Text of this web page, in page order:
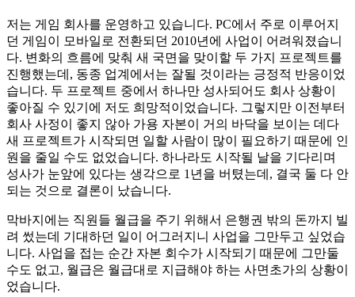
저는 게임 회사를 운영하고 있습니다. PC에서 주로 이루어지
던 게임이 모바일로 전환되던 2010년에 사업이 어려워졌습니
다. 변화의 흐름에 맞춰 새 국면을 맞이할 두 가지 프로젝트를
진행했는데, 동종 업계에서는 잘될 것이라는 긍정적 반응이었
습니다. 두 프로젝트 중에서 하나만 성사되어도 회사 상황이
좋아질 수 있기에 저도 희망적이었습니다. 그렇지만 이전부터
회사 사정이 좋지 않아 가용 자본이 거의 바닥을 보이는 데다
새 프로젝트가 시작되면 일할 사람이 많이 필요하기 때문에 인
원을 줄일 수도 없었습니다. 하나라도 시작될 날을 기다리며
성사가 눈앞에 있다는 생각으로 1년을 버텼는데, 결국 둘 다 안
되는 것으로 결론이 났습니다.
막바지에는 직원들 월급을 주기 위해서 은행권 밖의 돈까지 빌
려 썼는데 기대하던 일이 어그러지니 사업을 그만두고 싶었습
니다. 사업을 접는 순간 자본 회수가 시작되기 때문에 그만둘
수도 없고, 월급은 월급대로 지급해야 하는 사면초가의 상황이
었습니다.